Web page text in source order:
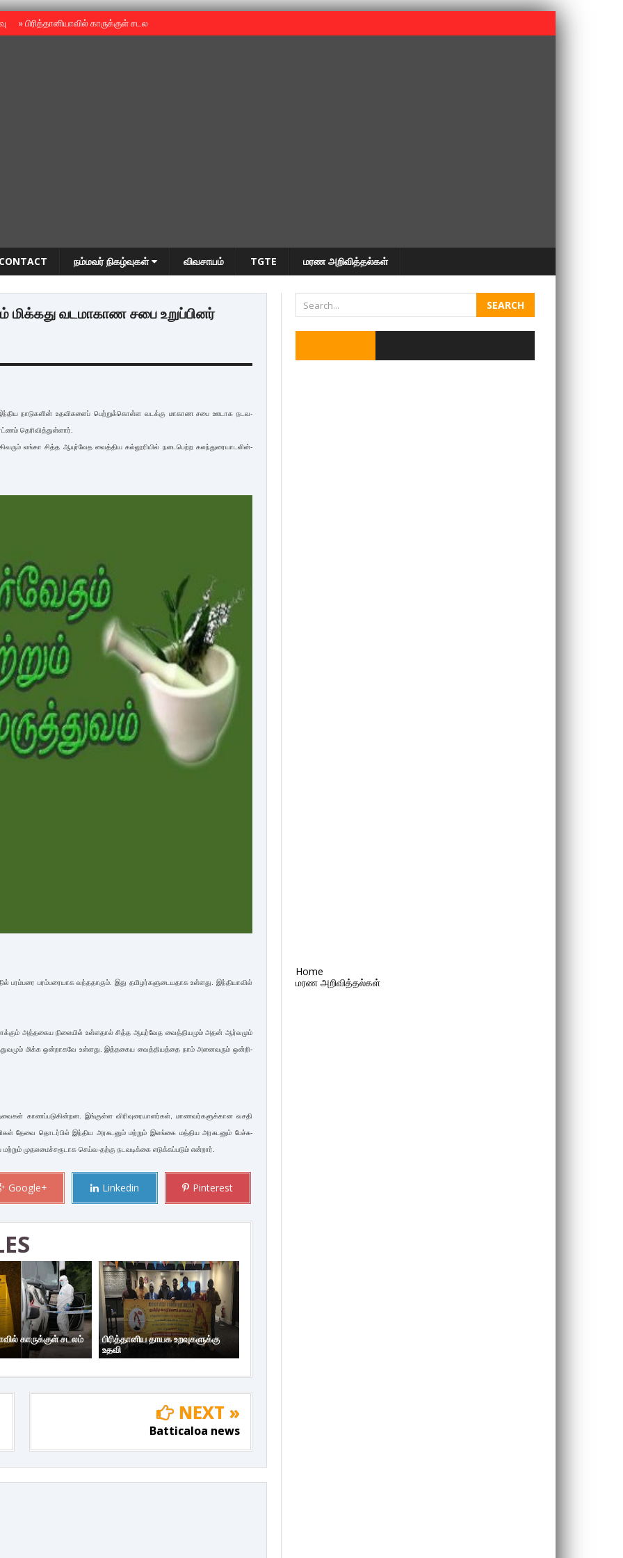
»பிரித்தானியாவில் காருக்குள் சடலம் -தமிழருடையதா ?
CONTACT நம்மவர் நிகழ்வுகள் விவசாயம் TGTE மரண அறிவித்தல்கள்
மிக்கது வடமாகாண சபை உறுப்பினர்
நாடு­களின் உத­வி­களைப் பெற்­றுக்­கொள்ள வடக்கு மாகாண சபை ஊடாக நட­வ­
தெரி­வித்­துள்ளார்.
லங்கா சித்த ஆயுர்­வேத வைத்­திய கல்­லூ­ரியில் நடை­பெற்ற கலந்­து­ரை­யா­ட­லின்­
பரம்­பரை பரம்­ப­ரை­யாக வந்­த­தாகும். இது தமி­ழர்­க­ளு­டை­ய­தாக உள்­ளது. இந்­தி­யாவில்
அத்­த­கைய நிலையில் உள்­ளதால் சித்த ஆயுர்­வேத வைத்­தி­யமும் அதன் ஆர்­வமும்
மிக்க ஒன்­றா­கவே உள்­ளது. இத்­த­கைய வைத்­தி­யத்தை நாம் அனை­வரும் ஒன்­றி­
காணப்­ப­டு­கி­ன்றன. இங்­குள்ள விரி­வு­ரை­யா­ளர்கள், மாண­வர்­க­ளுக்­கான வசதி
தேவை தொடர்பில் இந்­திய அர­சு­டனும் மற்றும் இலங்கை மத்­திய அர­சு­டனும் பேச்சு-
முதலமைச்சரூடாக செய்வ-தற்கு நடவடிக்கை எடுக்கப்படும் என்றார்.
Google+ Linkedin Pinterest
காருக்குள் சடலம்
பிரித்தானிய தாயக உறவுகளுக்கு
உதவி
NEXT »
Batticaloa news
Home
மரண அறிவித்தல்கள்